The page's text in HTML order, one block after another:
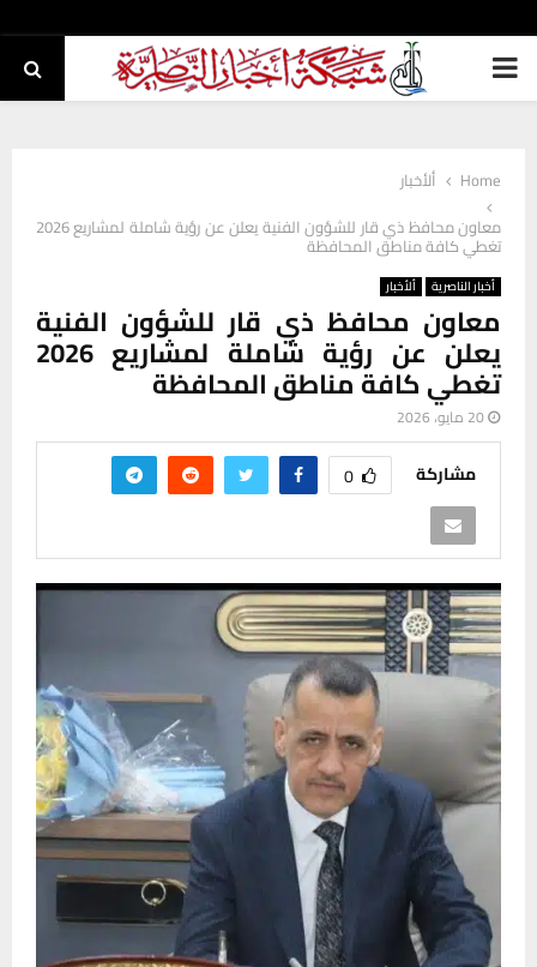
PRIMARY
Home
ألأخبار
معاون محافظ ذي قار للشؤون الفنية يعلن عن رؤية شاملة لمشاريع 2026
تغطي كافة مناطق المحافظة
أخبار الناصرية ألأخبار
معاون محافظ ذي قار للشؤون الفنية
يعلن عن رؤية شاملة لمشاريع 2026
تغطي كافة مناطق المحافظة
20 مايو، 2026
مشاركة 0